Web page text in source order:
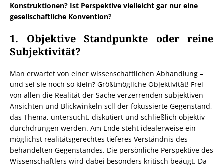
Konstruktionen? Ist Perspektive vielleicht gar nur eine
gesellschaftliche Konvention?
1. Objektive Standpunkte oder reine
Subjektivität?
Man erwartet von einer wissenschaftlichen Abhandlung –
und sei sie noch so klein? Größtmögliche Objektivität! Frei
von allen die Realität der Sache verzerrenden subjektiven
Ansichten und Blickwinkeln soll der fokussierte Gegenstand,
das Thema, untersucht, diskutiert und schließlich objektiv
durchdrungen werden. Am Ende steht idealerweise ein
möglichst realitätsgerechtes tieferes Verständnis des
behandelten Gegenstandes. Die persönliche Perspektive des
Wissenschaftlers wird dabei besonders kritisch beäugt. Da